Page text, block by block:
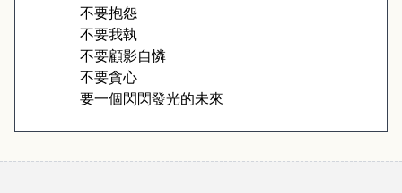
不要抱怨
不要我執
不要顧影自憐
不要貪心
要一個閃閃發光的未來